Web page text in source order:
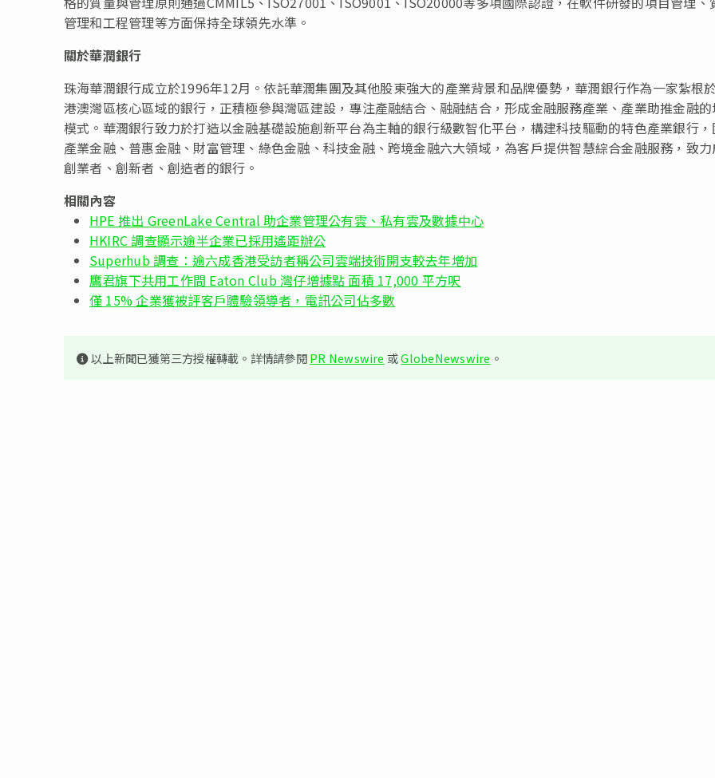
管理和工程管理等方面保持全球領先水準。
關於華潤銀行
珠海華潤銀行成立於1996年12月。依託華潤集團及其他股東強大的產業背景和品牌優勢，華潤銀行作為一家紮根
港澳灣區核心區域的銀行，正積極參與灣區建設，專注產融結合、融融結合，形成金融服務產業、產業助推金融
模式。華潤銀行致力於打造以金融基礎設施創新平台為主軸的銀行級數智化平台，構建科技驅動的特色產業銀行
產業金融、普惠金融、財富管理、綠色金融、科技金融、跨境金融六大領域，為客戶提供智慧綜合金融服務，致
創業者、創新者、創造者的銀行。
相關內容
HPE 推出 GreenLake Central 助企業管理公有雲、私有雲及數據中心
HKIRC 調查顯示逾半企業已採用遙距辦公
Superhub 調查：逾六成香港受訪者稱公司雲端技術開支較去年增加
鷹君旗下共用工作間 Eaton Club 灣仔增據點 面積 17,000 平方呎
僅 15% 企業獲被評客戶體驗領導者，電訊公司佔多數
以上新聞已獲第三方授權轉載。詳情請參閱PR Newswire 或GlobeNewswire 。